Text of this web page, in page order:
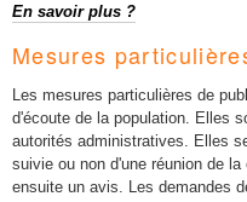
En savoir plus ?
Mesures
Les mesures particulières de
d'écoute de la population. Elles
autorités administratives. Elles
suivie ou non d'une réunion de
ensuite un avis. Les demandes